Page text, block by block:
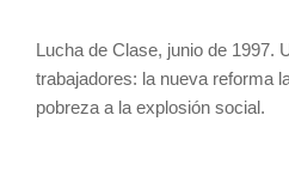
Lucha de Clase, junio de 1997.
trabajadores: la nueva reforma
pobreza a la explosión social.